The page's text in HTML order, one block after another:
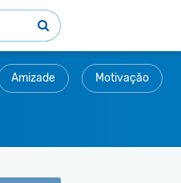
Amizade Motivação